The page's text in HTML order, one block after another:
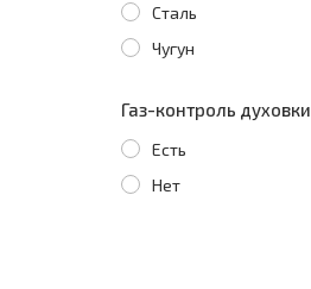
Сталь
Чугун
Газ-контроль духовки
Есть
Нет